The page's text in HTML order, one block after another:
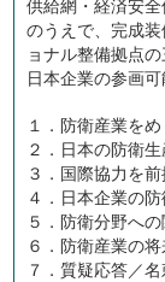
供給網・経済安
のうえで、完成
ョナル整備拠点
日本企業の参画
１．防衛産業を
２．日本の防衛
３．国際協力を
４．日本企業の
５．防衛分野へ
６．防衛産業の
７．質疑応答／